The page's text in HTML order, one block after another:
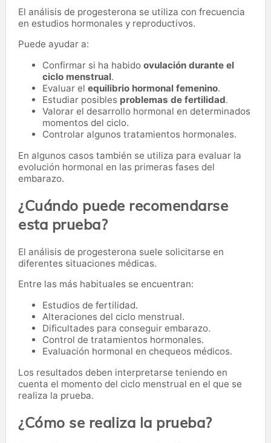
El análisis de progesterona se utiliza con frecuencia
en estudios hormonales y reproductivos.
Puede ayudar a:
Confirmar si ha habido ovulación durante el
ciclo menstrual.
Evaluar el equilibrio hormonal femenino.
Estudiar posibles problemas de fertilidad.
Valorar el desarrollo hormonal en determinados
momentos del ciclo.
Controlar algunos tratamientos hormonales.
En algunos casos también se utiliza para evaluar la
evolución hormonal en las primeras fases del
embarazo.
¿Cuándo puede recomendarse
esta prueba?
El análisis de progesterona suele solicitarse en
diferentes situaciones médicas.
Entre las más habituales se encuentran:
Estudios de fertilidad.
Alteraciones del ciclo menstrual.
Dificultades para conseguir embarazo.
Control de tratamientos hormonales.
Evaluación hormonal en chequeos médicos.
Los resultados deben interpretarse teniendo en
cuenta el momento del ciclo menstrual en el que se
realiza la prueba.
¿Cómo se realiza la prueba?